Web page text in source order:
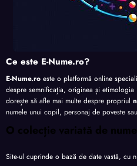
Ce este E-Nume.ro?
E-Nume.ro este o platformă online
despre semnificația, originea și
dorește să afle mai multe despre propriul
numele unui copil, personaj de poveste
O colecție variată de nume
Site-ul cuprinde o bază de date vastă, cu